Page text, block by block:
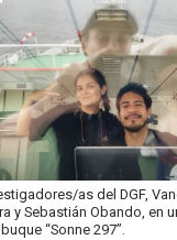
as del DGF,
y Sebastián Obando, en
“Sonne 297”.